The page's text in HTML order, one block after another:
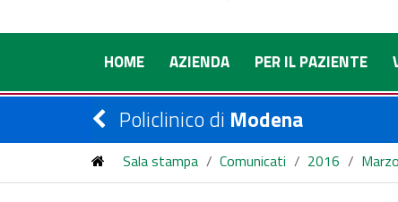
HOME AZIENDA PER IL PAZIENTE
Policlinico di Modena
Sala stampa / Comunicati / 2016 / Marzo